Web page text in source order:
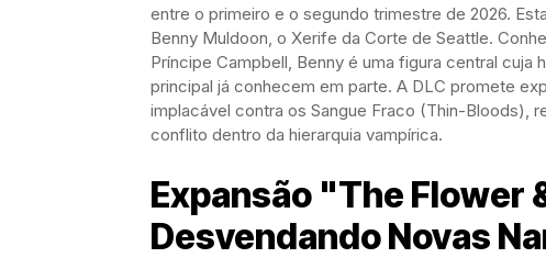
entre o primeiro e o segundo trimestre de 2026.
Benny Muldoon, o Xerife da Corte de Seattle.
Príncipe Campbell, Benny é uma figura central
principal já conhecem em parte. A DLC promete
implacável contra os Sangue Fraco (Thin-Bloods),
conflito dentro da hierarquia vampírica.
Expansão "The Flower
Desvendando Novas